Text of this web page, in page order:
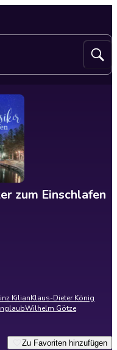
zum Einschlafen
KilianKlaus-Dieter König
Wilhelm Götze
Zu Favoriten hinzufügen